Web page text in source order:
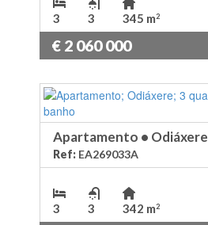
3 3 345 m2
€ 2 060 000
Apartamento • Odiáxere
Ref: EA269033A
3 3 342 m2